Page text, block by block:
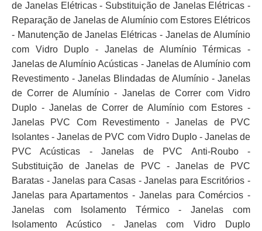
de Janelas Elétricas - Substituição de Janelas Elétricas -
Reparação de Janelas de Alumínio com Estores Elétricos
- Manutenção de Janelas Elétricas - Janelas de Alumínio
com Vidro Duplo - Janelas de Alumínio Térmicas -
Janelas de Alumínio Acústicas - Janelas de Alumínio com
Revestimento - Janelas Blindadas de Alumínio - Janelas
de Correr de Alumínio - Janelas de Correr com Vidro
Duplo - Janelas de Correr de Alumínio com Estores -
Janelas PVC Com Revestimento - Janelas de PVC
Isolantes - Janelas de PVC com Vidro Duplo - Janelas de
PVC Acústicas - Janelas de PVC Anti-Roubo -
Substituição de Janelas de PVC - Janelas de PVC
Baratas - Janelas para Casas - Janelas para Escritórios -
Janelas para Apartamentos - Janelas para Comércios -
Janelas com Isolamento Térmico - Janelas com
Isolamento Acústico - Janelas com Vidro Duplo